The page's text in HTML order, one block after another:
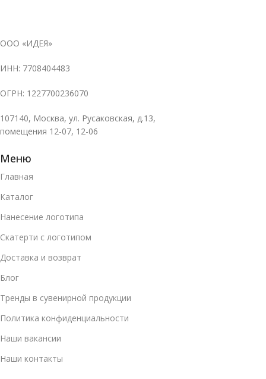
ООО «ИДЕЯ»
ИНН: 7708404483
ОГРН: 1227700236070
107140, Москва, ул. Русаковская, д.13,
помещения 12-07, 12-06
Меню
Главная
Каталог
Нанесение логотипа
Скатерти с логотипом
Доставка и возврат
Блог
Тренды в сувенирной продукции
Политика конфиденциальности
Наши вакансии
Наши контакты